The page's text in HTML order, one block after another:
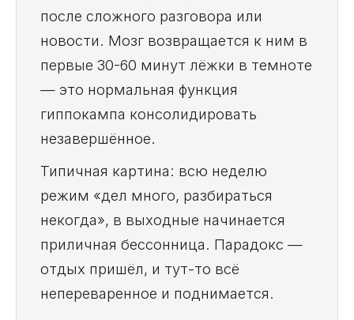
после сложного разговора или
новости. Мозг возвращается к ним в
первые 30-60 минут лёжки в темноте
— это нормальная функция
гиппокампа консолидировать
незавершённое.
Типичная картина: всю неделю
режим «дел много, разбираться
некогда», в выходные начинается
приличная бессонница. Парадокс —
отдых пришёл, и тут-то всё
непереваренное и поднимается.